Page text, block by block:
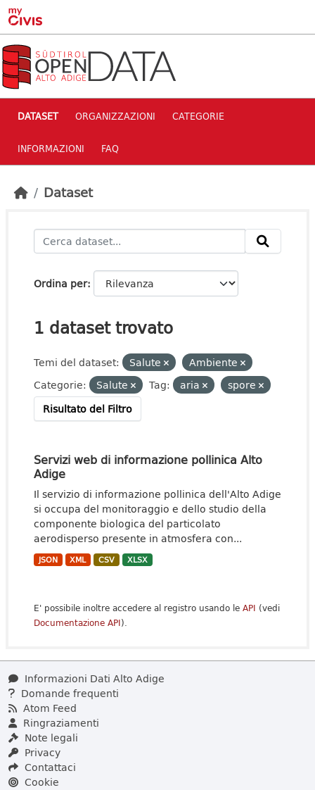
Skip to main content
DATASET ORGANIZZAZIONI CATEGORIE
INFORMAZIONI FAQ
Dataset
Ordina per
1 dataset trovato
Temi del dataset: Salute
Ambiente
Categorie:
Salute Tag: aria
spore
Risultato del Filtro
Servizi web di informazione pollinica Alto
Adige
Il servizio di informazione pollinica dell'Alto Adige
si occupa del monitoraggio e dello studio della
componente biologica del particolato
aerodisperso presente in atmosfera con...
JSON XML CSV XLSX
E' possibile inoltre accedere al registro usando le API (vedi
Documentazione API).
Informazioni Dati Alto Adige
Domande frequenti
Atom Feed
Ringraziamenti
Note legali
Privacy
Contattaci
Cookie